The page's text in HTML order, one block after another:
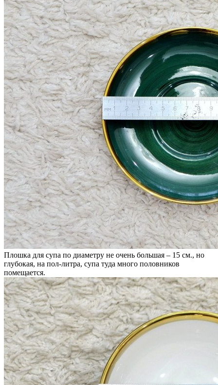
Плошка для супа по диаметру не очень большая – 15 см., но
глубокая, на пол-литра, супа туда много половников
помещается.